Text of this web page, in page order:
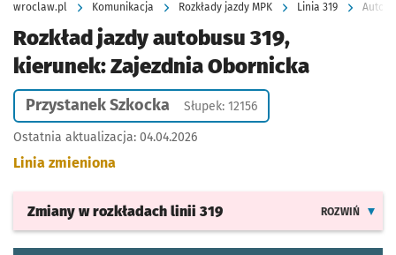
wroclaw.pl Komunikacja Rozkłady jazdy MPK Linia 319
Rozkład jazdy autobusu 319,
kierunek: Zajezdnia Obornicka
Przystanek Szkocka Słupek: 12156
Ostatnia aktualizacja: 04.04.2026
Linia zmieniona
Zmiany w rozkładach linii 319 ROZWIŃ